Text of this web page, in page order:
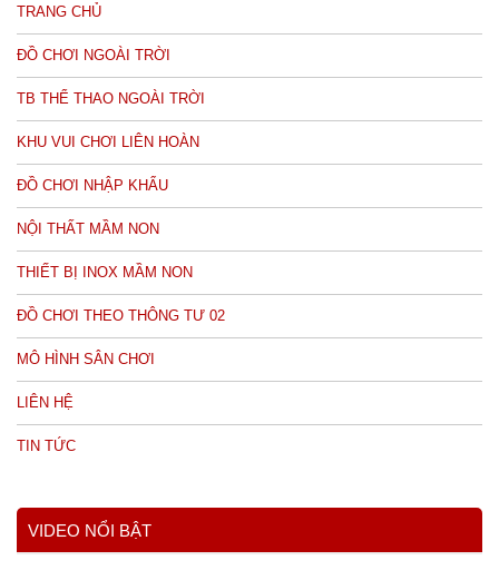
TRANG CHỦ
ĐỒ CHƠI NGOÀI TRỜI
TB THỂ THAO NGOÀI TRỜI
KHU VUI CHƠI LIÊN HOÀN
ĐỒ CHƠI NHẬP KHẨU
NỘI THẤT MẦM NON
THIẾT BỊ INOX MẦM NON
ĐỒ CHƠI THEO THÔNG TƯ 02
MÔ HÌNH SÂN CHƠI
LIÊN HỆ
TIN TỨC
VIDEO NỔI BẬT